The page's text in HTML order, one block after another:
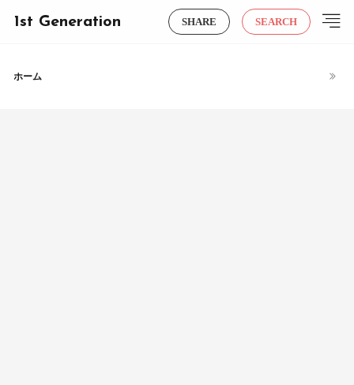
1st Generation SHARE SEARCH
ホーム